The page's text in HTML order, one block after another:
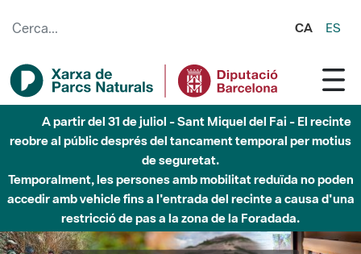
CA ES
A partir del 31 de juliol - Sant Miquel del Fai - El recinte
reobre al públic després del tancament temporal per motius
de seguretat.
Temporalment, les persones amb mobilitat reduïda no poden
accedir amb vehicle fins a l'entrada del recinte a causa d'una
restricció de pas a la zona de la Foradada.